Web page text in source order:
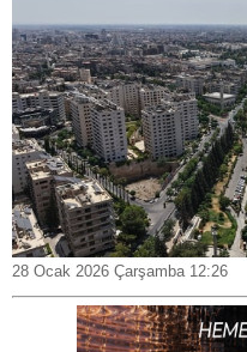
28 Ocak 2026 Çarşamba 12:26